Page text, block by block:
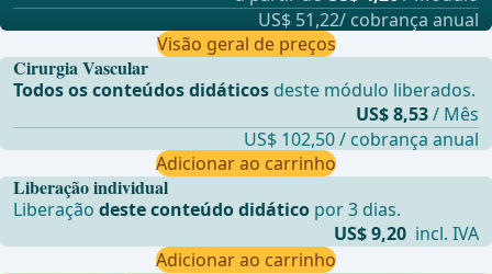
Liberação individual
Liberaçãodeste conteúdo didático por 3 dias.
US$ 9,20 incl. IVA
Adicionar ao carrinho
US$ 51,22/ cobrança anual
Visão geral de preços
Cirurgia Vascular
Todos os conteúdos didáticos deste módulo liberados.
US$ 8,53/ Mês
US$ 102,50 / cobrança anual
Adicionar ao carrinho